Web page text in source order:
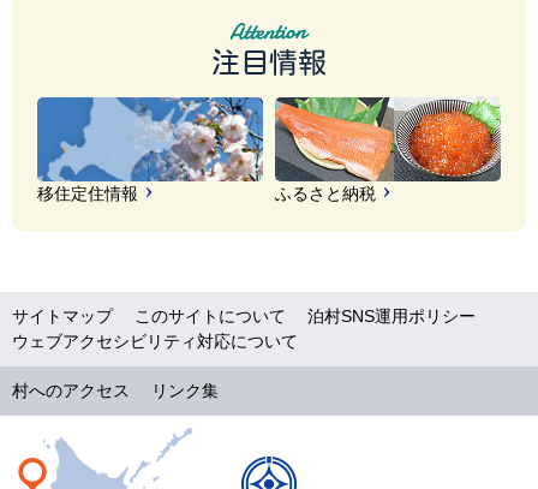
注目情報
移住定住情報 ふるさと納税
サイトマップ このサイトについて
泊村SNS運用ポリシー
ウェブアクセシビリティ対応について
村へのアクセス リンク集